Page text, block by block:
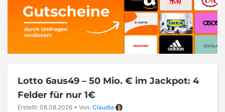
Lotto 6aus49 – 50 Mio. € im Jackpot: 4
Felder für nur 1€
Erstellt: 08.08.2026 • Von: Claudia